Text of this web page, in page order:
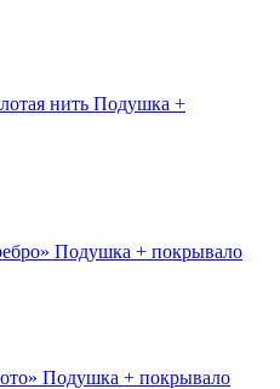
нить Подушка +
Подушка + покрывало
Подушка + покрывало